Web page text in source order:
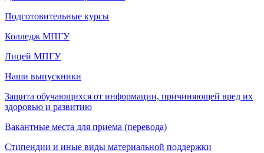
Подготовительные курсы
Колледж МПГУ
Лицей МПГУ
Наши выпускники
Защита обучающихся от информации, причиняющей вред их
здоровью и развитию
Вакантные места для приема (перевода)
Стипендии и иные виды материальной поддержки